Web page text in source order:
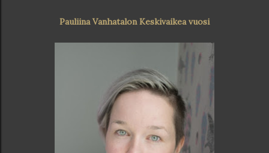
Pauliina Vanhatalon Keskivaikea vuosi